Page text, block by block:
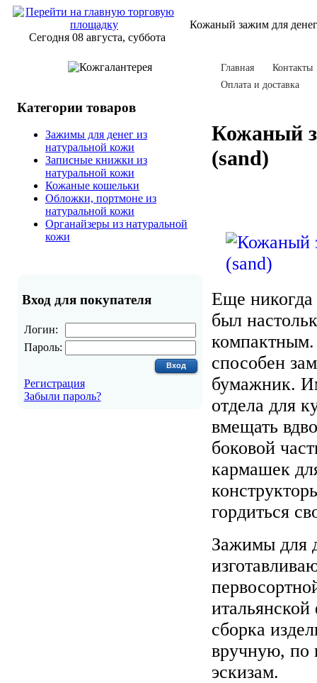
Сегодня 08 августа, суббота
Кожаный зажим для
Категории товаров
Зажимы для денег из
натуральной кожи
Записные книжки из
натуральной кожи
Кожаные кошельки
Обложки, портмоне из
натуральной кожи
Органайзеры из натуральной
кожи
Вход для покупателя
Логин:
Пароль:
Регистрация
Забыли пароль?
Главная
Контакты
Оплата и доставка
Кожаный
(sand)
Еще
был
способен
бумажник.
отдела для
вмещать
боковой
кармашек
гордиться
Зажимы для
сборка
вручную, по
эскизам.